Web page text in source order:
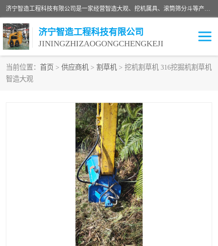
济宁智造工程科技有限公司是一家经营智造大观、挖机属具、滚筒筛分斗等产品的滑移装载机厂家。济宁智造工程科技有限公司奉行以质量赢得用户，诚信为本，互利共赢的宗旨，依靠雄厚的技术力量，科学的管理制度，先进的加工检测设备，始终坚持以客户为中心，免费咨询！
济宁智造工程科技有限公司
JININGZHIZAOGONGCHENGKEJI
当前位置： 首页 > 供应商机 > 割草机 > 挖机割草机 316挖掘机割草机
智造大观
振动夯
移动破碎机
粉碎钳
土壤修复
开沟机
破碎机
压路机